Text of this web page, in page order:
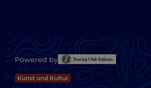
Powered by
Kunst und Kultur